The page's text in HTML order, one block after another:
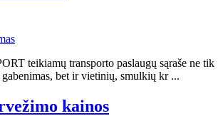
teikiamų transporto paslaugų sąraše ne tik
bet ir vietinių, smulkių kr ...
kainos